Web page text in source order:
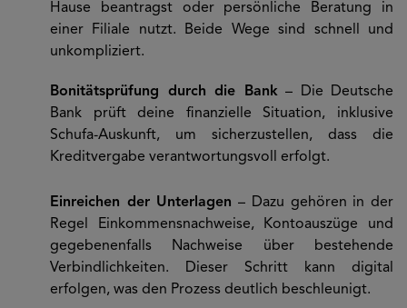
Hause beantragst oder persönliche Beratung in
einer Filiale nutzt. Beide Wege sind schnell und
unkompliziert.
Bonitätsprüfung durch die Bank– Die Deutsche
Bank prüft deine finanzielle Situation, inklusive
Schufa-Auskunft, um sicherzustellen, dass die
Kreditvergabe verantwortungsvoll erfolgt.
Einreichen der Unterlagen – Dazu gehören in der
Regel Einkommensnachweise, Kontoauszüge und
gegebenenfalls Nachweise über bestehende
Verbindlichkeiten. Dieser Schritt kann digital
erfolgen, was den Prozess deutlich beschleunigt.